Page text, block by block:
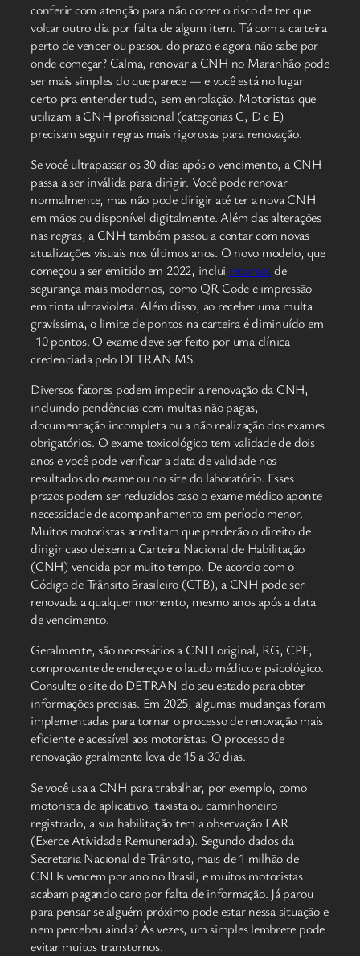
conferir com atenção para não correr o risco de ter que
voltar outro dia por falta de algum item. Tá com a carteira
perto de vencer ou passou do prazo e agora não sabe por
onde começar? Calma, renovar a CNH no Maranhão pode
ser mais simples do que parece — e você está no lugar
certo pra entender tudo, sem enrolação. Motoristas que
utilizam a CNH profissional (categorias C, D e E)
precisam seguir regras mais rigorosas para renovação.
Se você ultrapassar os 30 dias após o vencimento, a CNH
passa a ser inválida para dirigir. Você pode renovar
normalmente, mas não pode dirigir até ter a nova CNH
em mãos ou disponível digitalmente. Além das alterações
nas regras, a CNH também passou a contar com novas
atualizações visuais nos últimos anos. O novo modelo, que
começou a ser emitido em 2022, inclui recursosde
segurança mais modernos, como QR Code e impressão
em tinta ultravioleta. Além disso, ao receber uma multa
gravíssima, o limite de pontos na carteira é diminuído em
-10 pontos. O exame deve ser feito por uma clínica
credenciada pelo DETRAN MS.
Diversos fatores podem impedir a renovação da CNH,
incluindo pendências com multas não pagas,
documentação incompleta ou a não realização dos exames
obrigatórios. O exame toxicológico tem validade de dois
anos e você pode verificar a data de validade nos
resultados do exame ou no site do laboratório. Esses
prazos podem ser reduzidos caso o exame médico aponte
necessidade de acompanhamento em período menor.
Muitos motoristas acreditam que perderão o direito de
dirigir caso deixem a Carteira Nacional de Habilitação
(CNH) vencida por muito tempo. De acordo com o
Código de Trânsito Brasileiro (CTB), a CNH pode ser
renovada a qualquer momento, mesmo anos após a data
de vencimento.
Geralmente, são necessários a CNH original, RG, CPF,
comprovante de endereço e o laudo médico e psicológico.
Consulte o site do DETRAN do seu estado para obter
informações precisas. Em 2025, algumas mudanças foram
implementadas para tornar o processo de renovação mais
eficiente e acessível aos motoristas. O processo de
renovação geralmente leva de 15 a 30 dias.
Se você usa a CNH para trabalhar, por exemplo, como
motorista de aplicativo, taxista ou caminhoneiro
registrado, a sua habilitação tem a observação EAR
(Exerce Atividade Remunerada). Segundo dados da
Secretaria Nacional de Trânsito, mais de 1 milhão de
CNHs vencem por ano no Brasil, e muitos motoristas
acabam pagando caro por falta de informação. Já parou
para pensar se alguém próximo pode estar nessa situação e
nem percebeu ainda? Às vezes, um simples lembrete pode
evitar muitos transtornos.